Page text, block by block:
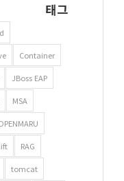
태그
Container
JBoss EAP
MSA
RAG
tomcat